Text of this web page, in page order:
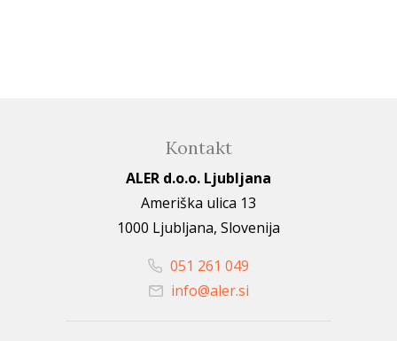
Kontakt
ALER d.o.o. Ljubljana
Ameriška ulica 13
1000 Ljubljana, Slovenija
051 261 049
info@aler.si